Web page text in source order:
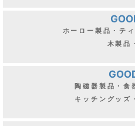
ホーロー製品・テ
木製品
陶磁器製品・食
キッチングッズ